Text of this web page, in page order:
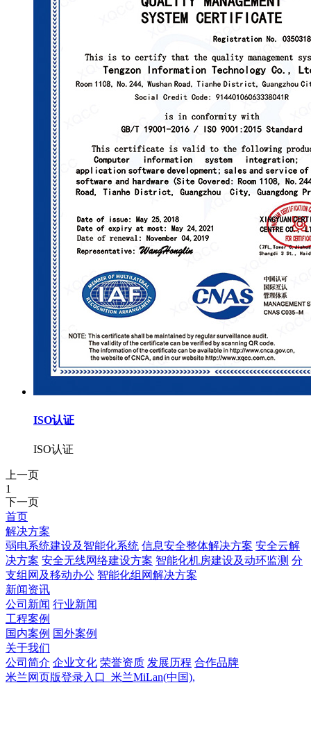
ISO认证
ISO认证
上一页
1
下一页
首页
解决方案
弱电系统建设及智能化系统 信息安全整体解决方案 安全云解
决方案 安全无线网络建设方案 智能化机房建设及动环监测 分
支组网及移动办公 智能化组网解决方案
新闻资讯
公司新闻 行业新闻
工程案例
国内案例 国外案例
关于我们
公司简介 企业文化 荣誉资质 发展历程 合作品牌
米兰网页版登录入口_米兰MiLan(中国),